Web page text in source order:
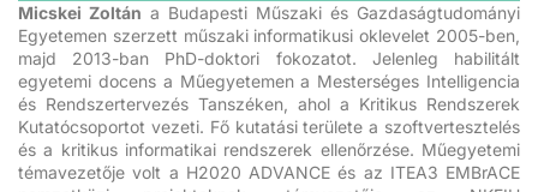
Micskei Zoltán a Budapesti Műszaki és Gazdaságtudományi
Egyetemen szerzett műszaki informatikusi oklevelet 2005-ben,
majd 2013-ban PhD-doktori fokozatot. Jelenleg habilitált
egyetemi docens a Műegyetemen a Mesterséges Intelligencia
és Rendszertervezés Tanszéken, ahol a Kritikus Rendszerek
Kutatócsoportot vezeti. Fő kutatási területe a szoftvertesztelés
és a kritikus informatikai rendszerek ellenőrzése. Műegyetemi
témavezetője volt a H2020 ADVANCE és az ITEA3 EMBrACE